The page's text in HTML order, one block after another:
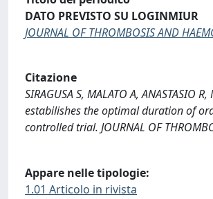
DATO PREVISTO SU LOGINMIUR
JOURNAL OF THROMBOSIS AND
Citazione
SIRAGUSA S, MALATO A,
estabilishes the optimal duration of
controlled trial. JOURNAL OF
Appare nelle tipologie:
1.01 Articolo in rivista